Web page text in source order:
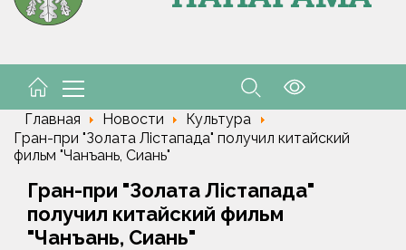
Белоруска Орел завоевала серебро чемпионата Европы по
Главная Новости
Культура
Гран-при "Золата Лiстапада" получил китайский
фильм "Чанъань, Сиань"
Гран-при "Золата Лiстапада"
получил китайский фильм
"Чанъань, Сиань"